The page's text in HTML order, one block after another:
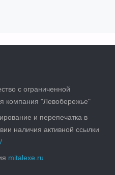
с ограниченной
компания "Левобережье"
и перепечатка в
наличия активной ссылки
mitalexe.ru